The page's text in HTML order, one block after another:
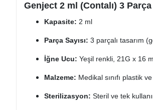
Genject 2 ml (Contalı) 3
Kapasite: 2 ml​
Parça Sayısı: 3 parçalı tasarım
İğne Ucu: Yeşil renkli, 21G x 16
Malzeme: Medikal sınıfı plastik
Sterilizasyon: Steril ve tek